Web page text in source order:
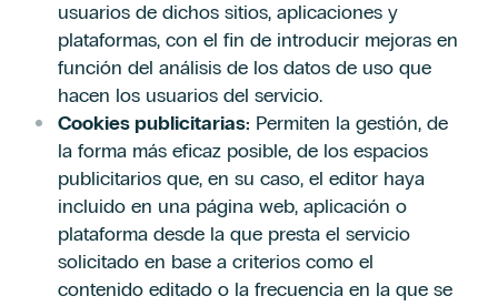
usuarios de dichos sitios, aplicaciones y
plataformas, con el fin de introducir mejoras en
función del análisis de los datos de uso que
hacen los usuarios del servicio.
Cookies publicitarias: Permiten la gestión, de
la forma más eficaz posible, de los espacios
publicitarios que, en su caso, el editor haya
incluido en una página web, aplicación o
plataforma desde la que presta el servicio
solicitado en base a criterios como el
contenido editado o la frecuencia en la que se